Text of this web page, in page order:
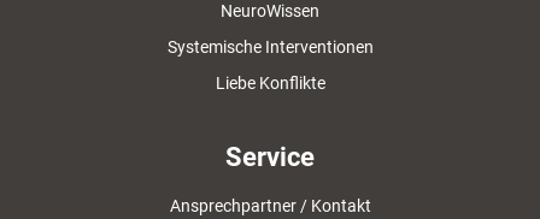
NeuroWissen
Systemische Interventionen
Liebe Konflikte
Service
Ansprechpartner / Kontakt